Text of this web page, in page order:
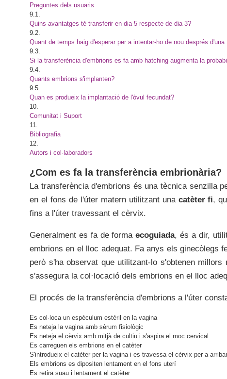
Preguntes dels usuaris
9.1.
Quins avantatges té transferir en dia 5 respecte de dia 3?
9.2.
Quant de temps haig d'esperar per a intentar-ho de nou després
9.3.
Si la transferència d'embrions es fa amb hatching augmenta la
9.4.
Quants embrions s'implanten?
9.5.
Quan es produeix la implantació de l'òvul fecundat?
10.
Comunitat i Suport
11.
Bibliografia
12.
Autors i col·laboradors
¿Com es fa la transferència embrionària?
La transferència d'embrions és una tècnica senzilla
en el fons de l'úter matern utilitzant una catèter fi,
fins a l'úter travessant el cèrvix.
Generalment es fa de formaecoguiada, és a dir,
embrions en el lloc adequat. Fa anys els ginecòlegs
però s'ha observat que utilitzant-lo s'obtenen
s'assegura la col·locació dels embrions en el lloc
El procés de la transferència d'embrions a l'úter
Es col·loca un espèculum estèril en la vagina
Es neteja la vagina amb sèrum fisiològic
Es neteja el cèrvix amb mitjà de cultiu i s'aspira el moc cervical
Es carreguen els embrions en el catèter
S'introdueix el catèter per la vagina i es travessa el cèrvix per a
Els embrions es dipositen lentament en el fons uterí
Es retira suau i lentament el catèter